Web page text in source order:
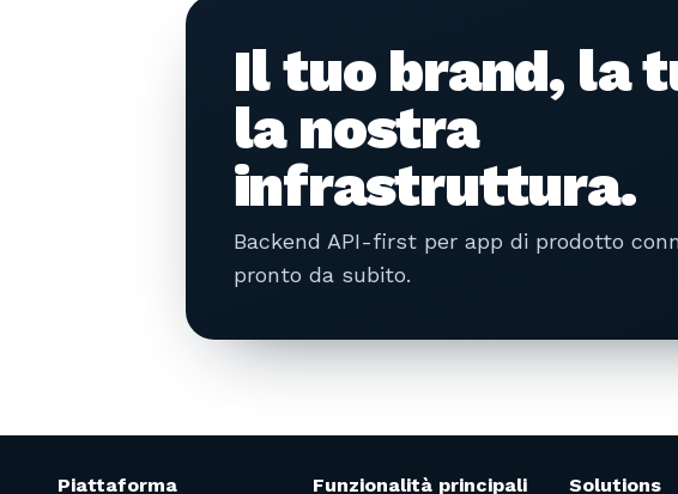
Il tuo brand, la
la nostra
infrastruttura.
Backend API-first per app di prodotto
pronto da subito.
Piattaforma Funzionalità principali Solutions